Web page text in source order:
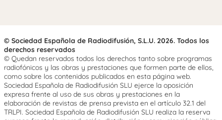
© Sociedad Española de Radiodifusión, S.L.U. 2026. Todos los
derechos reservados
© Quedan reservados todos los derechos tanto sobre programas
radiofónicos y las obras y prestaciones que formen parte de ellos,
como sobre los contenidos publicados en esta página web.
Sociedad Española de Radiodifusión SLU ejerce la oposición
expresa frente al uso de sus obras y prestaciones en la
elaboración de revistas de prensa prevista en el artículo 32.1 del
TRLPI. Sociedad Española de Radiodifusión SLU realiza la reserva